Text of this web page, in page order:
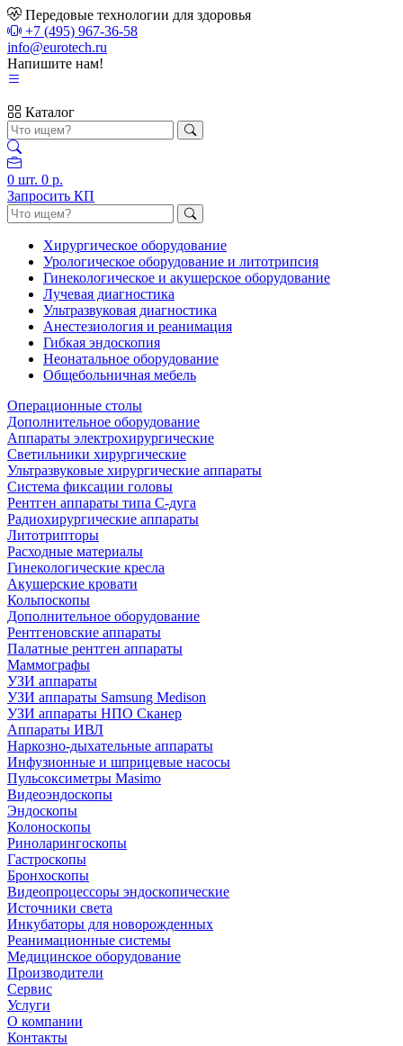
Передовые технологии для здоровья
+7 (495) 967-36-58
info@eurotech.ru
Напишите нам!
Каталог
0 шт. 0 р.
Запросить КП
Хирургическое оборудование
Урологическое оборудование и литотрипсия
Гинекологическое и акушерское оборудование
Лучевая диагностика
Ультразвуковая диагностика
Анестезиология и реанимация
Гибкая эндоскопия
Неонатальное оборудование
Общебольничная мебель
Операционные столы
Дополнительное оборудование
Аппараты электрохирургические
Светильники хирургические
Ультразвуковые хирургические аппараты
Система фиксации головы
Рентген аппараты типа С-дуга
Радиохирургические аппараты
Литотрипторы
Расходные материалы
Гинекологические кресла
Акушерские кровати
Кольпоскопы
Дополнительное оборудование
Рентгеновские аппараты
Палатные рентген аппараты
Маммографы
УЗИ аппараты
УЗИ аппараты Samsung Medison
УЗИ аппараты НПО Сканер
Аппараты ИВЛ
Наркозно-дыхательные аппараты
Инфузионные и шприцевые насосы
Пульсоксиметры Masimo
Видеоэндоскопы
Эндоскопы
Колоноскопы
Риноларингоскопы
Гастроскопы
Бронхоскопы
Видеопроцессоры эндоскопические
Источники света
Инкубаторы для новорожденных
Реанимационные системы
Медицинское оборудование
Производители
Сервис
Услуги
О компании
Контакты